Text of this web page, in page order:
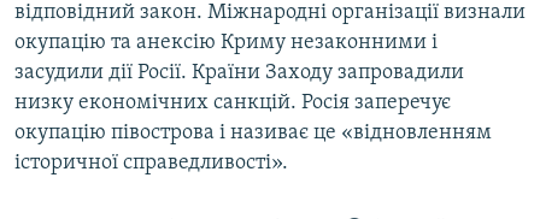
відповідний закон. Міжнародні організації визнали
окупацію та анексію Криму незаконними і
засудили дії Росії. Країни Заходу запровадили
низку економічних санкцій. Росія заперечує
окупацію півострова і називає це «відновленням
історичної справедливості».